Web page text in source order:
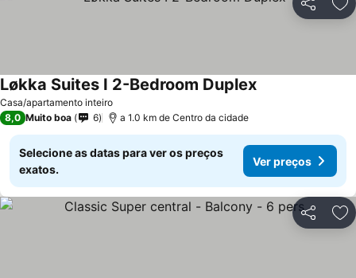
Partilhar
Casa/apartamento inteiro
Løkka Suites I 2-Bedroom Duplex
8,0 Muito boa 6 a 1.0 km de Centro da cidade
Selecione as datas para ver os preços
exatos.
Ver preços
Partilhar